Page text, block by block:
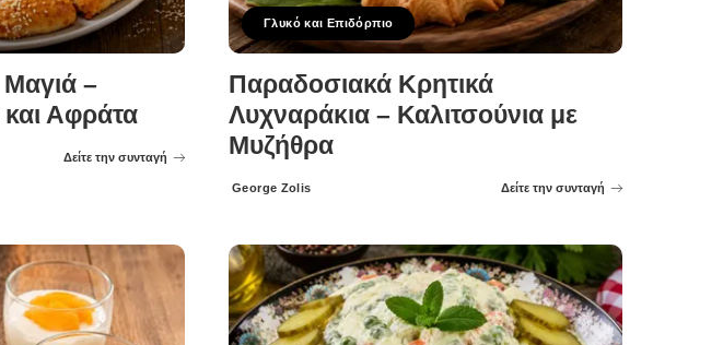
–
Αφράτα
Δείτε την συνταγή
Γλυκό και Επιδόρπιο
Παραδοσιακά Κρητικά
Λυχναράκια – Καλιτσούνια με
Μυζήθρα
Posted
George Zolis Δείτε την συνταγή